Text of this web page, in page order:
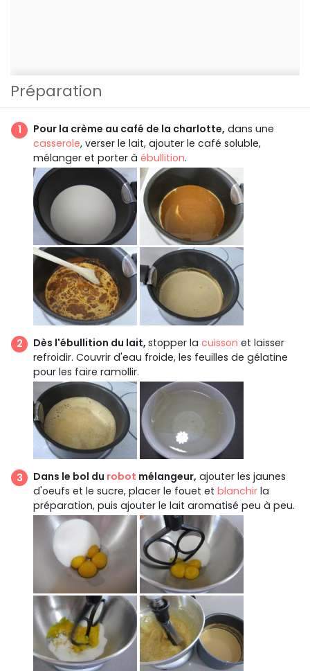
Préparation
Pour la crème au café de la charlotte, dans une
casserole, verser le lait, ajouter le café soluble,
mélanger et porter à ébullition.
Dès l'ébullition du lait, stopper la cuisson et laisser
refroidir. Couvrir d'eau froide, les feuilles de gélatine
pour les faire ramollir.
Dans le bol du robot mélangeur, ajouter les jaunes
d'oeufs et le sucre, placer le fouet et blanchir la
préparation, puis ajouter le lait aromatisé peu à peu.